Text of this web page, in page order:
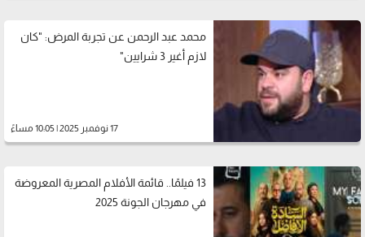
محمد عبد الرحمن عن تجربة المرض: "كان
لازم أغير 3 شرايين"
17 نوفمبر 2025 | 10:05 مساءً
13 فيلمًا.. قائمة الأفلام المصرية المعروضة
في مهرجان الجونة 2025